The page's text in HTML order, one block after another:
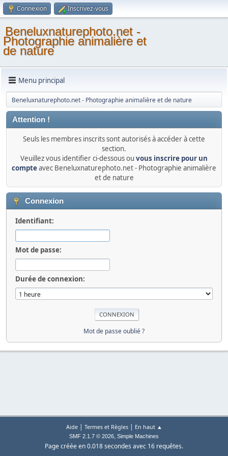
Connexion Inscrivez-vous
Beneluxnaturephoto.net -
Photographie animalière et
de nature
Menu principal
Beneluxnaturephoto.net - Photographie animalière et de nature
Attention !
Seuls les membres inscrits sont autorisés à accéder à cette
section.
Veuillez vous identifier ci-dessous ou vous inscrire pour un
compteavec Beneluxnaturephoto.net - Photographie animalière
et de nature
Connexion
Identifiant:
Mot de passe:
Durée de connexion:
Mot de passe oublié ?
Aide| Termes et Règles| En haut ▲
SMF 2.1.7 © 2026, Simple Machines
Page créée en 0.018 secondes avec 16 requêtes.